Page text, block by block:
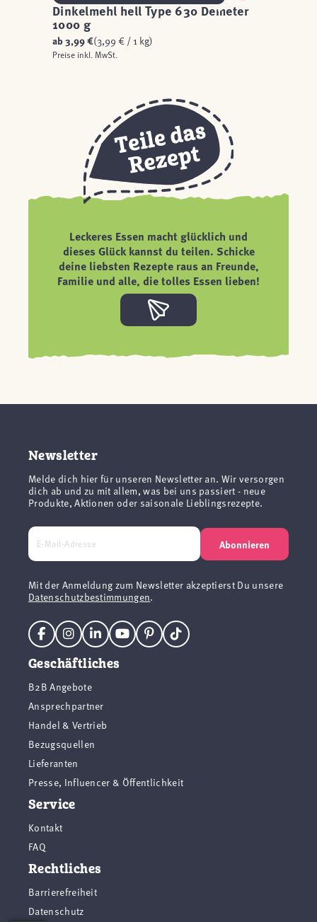
Dinkelmehl hell Type 630 Demeter
1000 g
ab3,99 €(3,99 € / 1 kg)
Preise inkl. MwSt.
Leckeres Essen macht glücklich und
dieses Glück kannst du teilen. Schicke
deine liebsten Rezepte raus an Freunde,
Familie und alle, die tolles Essen lieben!
Newsletter
Melde dich hier für unseren Newsletter an. Wir versorgen
dich ab und zu mit allem, was bei uns passiert - neue
Produkte, Aktionen oder saisonale Lieblingsrezepte.
Abonnieren
Mit der Anmeldung zum Newsletter akzeptierst Du unsere
Datenschutzbestimmungen.
Geschäftliches
B2B Angebote
Ansprechpartner
Handel & Vertrieb
Bezugsquellen
Lieferanten
Presse, Influencer & Öffentlichkeit
Service
Kontakt
FAQ
Rechtliches
Barrierefreiheit
Datenschutz